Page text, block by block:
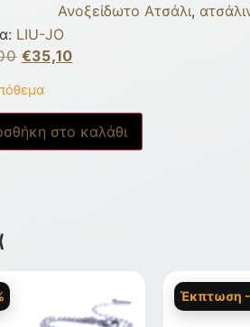
Ανοξείδωτο Ατσάλι,
LIU-JO
€35,10
στο καλάθι
Έκπτωση -